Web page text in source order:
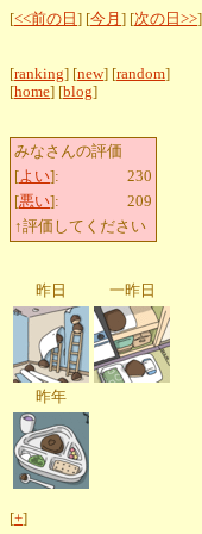
[<<前の日 ] [今月 ] [次の日>>]
[ranking] [new] [random]
[home] [blog]
みなさんの評価
[よい]:
230
[悪い]:
209
↑評価してください
昨日 一昨日
昨年
[+]